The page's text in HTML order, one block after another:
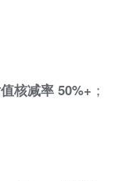
核减率 50%+ ；